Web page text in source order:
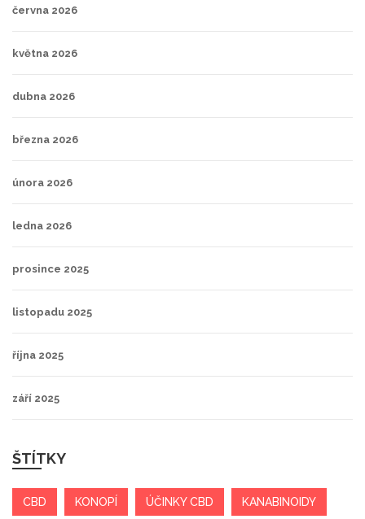
června 2026
května 2026
dubna 2026
března 2026
února 2026
ledna 2026
prosince 2025
listopadu 2025
října 2025
září 2025
ŠTÍTKY
CBD KONOPÍ ÚČINKY CBD KANABINOIDY